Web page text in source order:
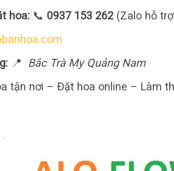
hoa:📞 0937 153 262(Zalo hỗ
📍
Bắc Trà My Quảng Nam
tận nơi – Đặt hoa online – Làm